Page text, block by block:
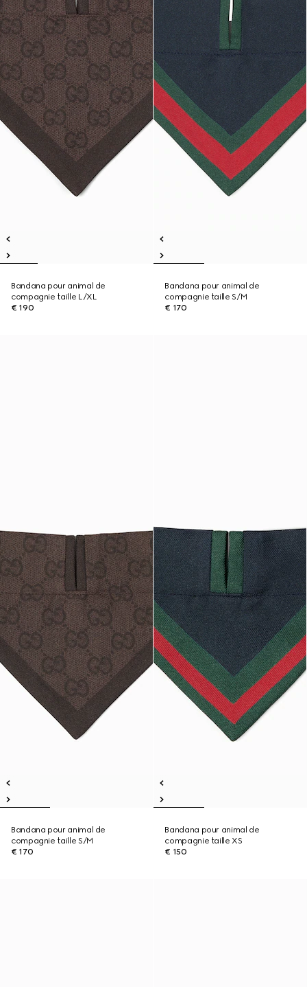
Bandana pour animal de
compagnie taille L/XL
€ 190
Bandana pour animal de
compagnie taille S/M
€ 170
Bandana pour animal de
compagnie taille S/M
€ 170
Bandana pour animal de
compagnie taille XS
€ 150